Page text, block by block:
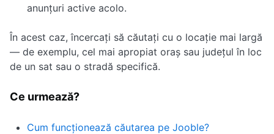
anunțuri active acolo.
În acest caz, încercați să căutați cu o locație mai largă
— de exemplu, cel mai apropiat oraș sau județul în loc
de un sat sau o stradă specifică.
Ce urmează?
Cum funcționează căutarea pe Jooble?